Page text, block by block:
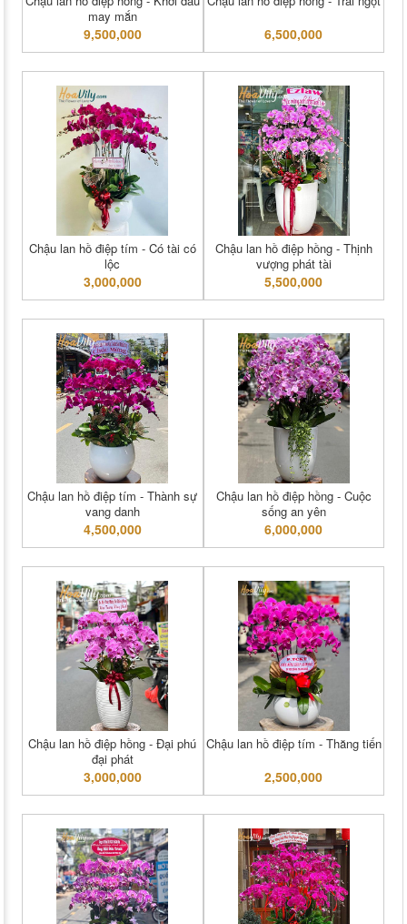
may mắn
9,500,000 6,500,000
Chậu lan hồ điệp tím - Có tài có
lộc
3,000,000
Chậu lan hồ điệp hồng - Thịnh
vượng phát tài
5,500,000
Chậu lan hồ điệp tím - Thành sự
vang danh
4,500,000
Chậu lan hồ điệp hồng - Cuộc
sống an yên
6,000,000
Chậu lan hồ điệp hồng - Đại phú
đại phát
3,000,000
Chậu lan hồ điệp tím - Thăng tiến
2,500,000